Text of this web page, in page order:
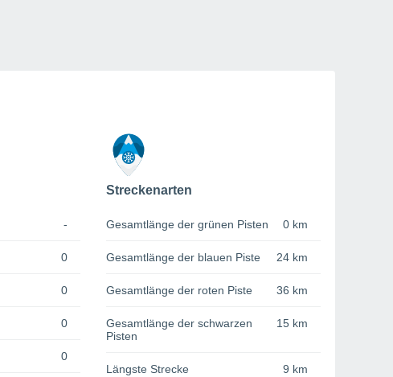
-
0
0
0
0
Streckenarten
Gesamtlänge der grünen Pisten 0 km
Gesamtlänge der blauen Piste 24 km
Gesamtlänge der roten Piste 36 km
Gesamtlänge der schwarzen
Pisten
15 km
Längste Strecke 9 km